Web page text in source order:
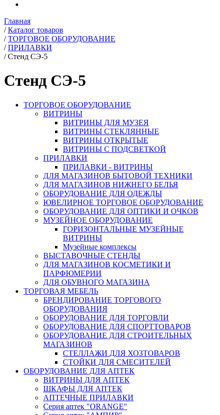
Главная
/ Каталог товаров
/ ТОРГОВОЕ ОБОРУДОВАНИЕ
/ ПРИЛАВКИ
/ Стенд СЭ-5
Стенд СЭ-5
ТОРГОВОЕ ОБОРУДОВАНИЕ
ВИТРИНЫ
ВИТРИНЫ ДЛЯ МУЗЕЯ
ВИТРИНЫ СТЕКЛЯННЫЕ
ВИТРИНЫ ОТКРЫТЫЕ
ВИТРИНЫ С ПОДСВЕТКОЙ
ПРИЛАВКИ
ПРИЛАВКИ - ВИТРИНЫ
ДЛЯ МАГАЗИНОВ БЫТОВОЙ ТЕХНИКИ
ДЛЯ МАГАЗИНОВ НИЖНЕГО БЕЛЬЯ
ОБОРУДОВАНИЕ ДЛЯ ОДЕЖДЫ
ЮВЕЛИРНОЕ ТОРГОВОЕ ОБОРУДОВАНИЕ
ОБОРУДОВАНИЕ ДЛЯ ОПТИКИ И ОЧКОВ
МУЗЕЙНОЕ ОБОРУДОВАНИЕ
ГОРИЗОНТАЛЬНЫЕ МУЗЕЙНЫЕ
ВИТРИНЫ
Музейные комплексы
ВЫСТАВОЧНЫЕ СТЕНДЫ
ДЛЯ МАГАЗИНОВ КОСМЕТИКИ И
ПАРФЮМЕРИИ
ДЛЯ ОБУВНОГО МАГАЗИНА
ТОРГОВАЯ МЕБЕЛЬ
БРЕНДИРОВАНИЕ ТОРГОВОГО
ОБОРУДОВАНИЯ
ОБОРУДОВАНИЕ ДЛЯ ТОРГОВЛИ
ОБОРУДОВАНИЕ ДЛЯ СПОРТТОВАРОВ
ОБОРУДОВАНИЕ ДЛЯ СТРОИТЕЛЬНЫХ
МАГАЗИНОВ
СТЕЛЛАЖИ ДЛЯ ХОЗТОВАРОВ
СТОЙКИ ДЛЯ СМЕСИТЕЛЕЙ
ОБОРУДОВАНИЕ ДЛЯ АПТЕК
ВИТРИНЫ ДЛЯ АПТЕК
ШКАФЫ ДЛЯ АПТЕК
АПТЕЧНЫЕ ПРИЛАВКИ
Серия аптек "ORANGE"